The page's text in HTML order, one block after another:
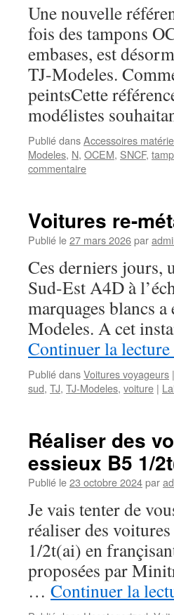
Une nouvelle
fois des tampons
embases, est
TJ-Modeles.
peintsCette
modélistes
Publié dansAccessoires
Modeles, N, OCEM, SNCF,
commentaire
Voitures re-
Publié le27 mars 2026par
Ces derniers jours,
Sud-Est A4D à
marquages blancs
Modeles. A cet
Continuer la lecture
Publié dansVoitures voyageurs |
sud, TJ, TJ-Modeles, voiture |
Réaliser des
essieux B5 1/
Publié le23 octobre 2024par
Je vais tenter de
réaliser des
1/2t(ai) en
proposées par
… Continuer la